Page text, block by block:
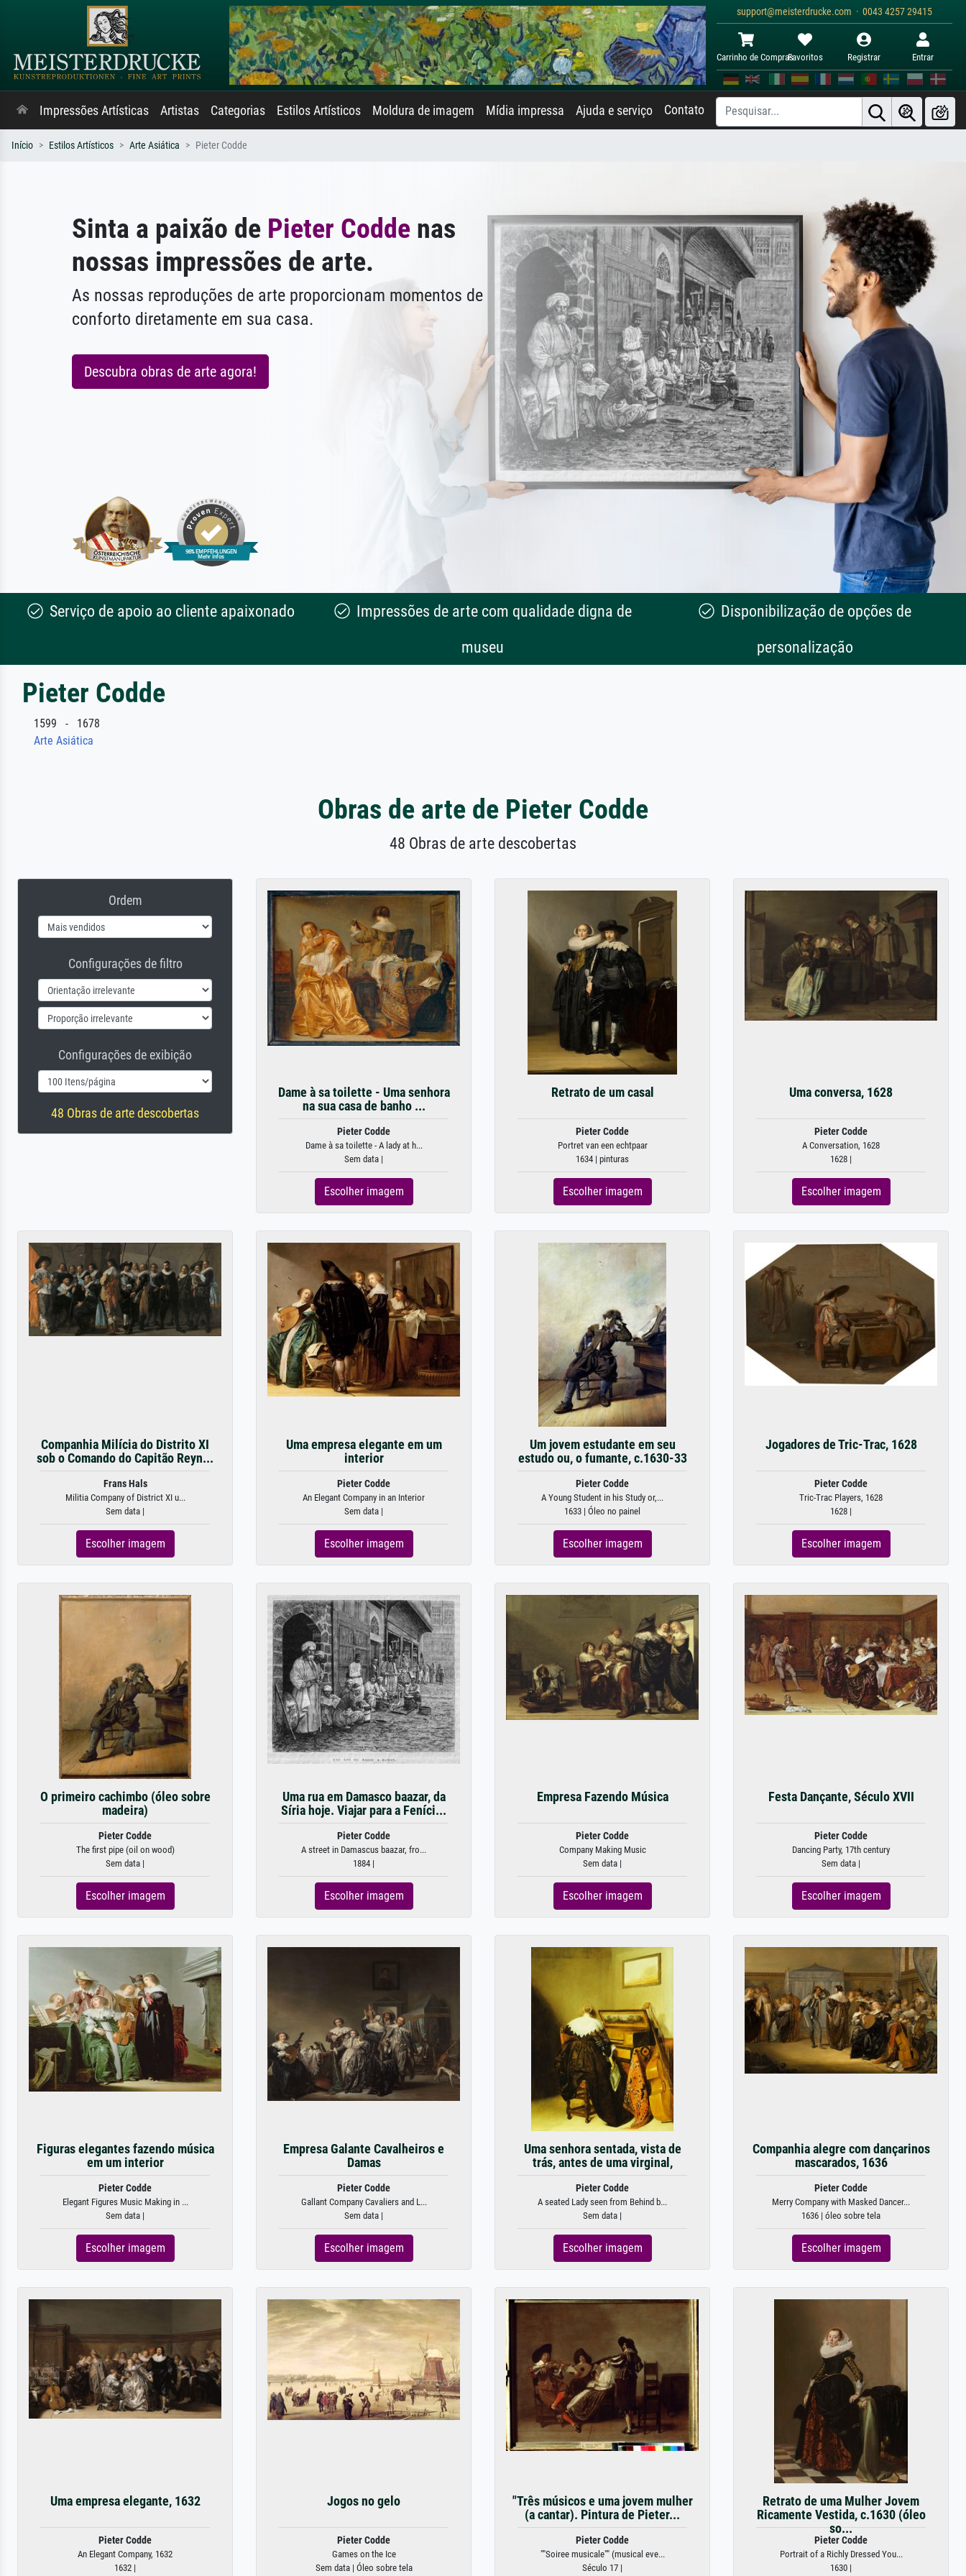
support@meisterdrucke.com · 0043 4257 29415
Carrinho de ComprasFavoritos Registrar Entrar
Impressões Artísticas Artistas Categorias Estilos Artísticos Moldura de imagem Mídia impressa Ajuda e serviço Contato
Início Estilos Artísticos Arte Asiática Pieter Codde
Sinta a paixão de Pieter Codde nas
nossas impressões de arte.
As nossas reproduções de arte proporcionam momentos de
conforto diretamente em sua casa.
Descubra obras de arte agora!
Serviço de apoio ao cliente apaixonado
Impressões de arte com qualidade digna de
museu
Disponibilização de opções de
personalização
Pieter Codde
1599 - 1678
Arte Asiática
Obras de arte de Pieter Codde
48 Obras de arte descobertas
Ordem
Configurações de filtro
Configurações de exibição
48 Obras de arte descobertas
Dame à sa toilette - Uma senhora
na sua casa de banho ...
Pieter Codde
Dame à sa toilette - A lady at h...
Sem data |
Escolher imagem
Retrato de um casal
Pieter Codde
Portret van een echtpaar
1634 | pinturas
Escolher imagem
Uma conversa, 1628
Pieter Codde
A Conversation, 1628
1628 |
Escolher imagem
Companhia Milícia do Distrito XI
sob o Comando do Capitão Reyn...
Frans Hals
Militia Company of District XI u...
Sem data |
Escolher imagem
Uma empresa elegante em um
interior
Pieter Codde
An Elegant Company in an Interior
Sem data |
Escolher imagem
Um jovem estudante em seu
estudo ou, o fumante, c.1630-33
Pieter Codde
A Young Student in his Study or,...
1633 | Óleo no painel
Escolher imagem
Jogadores de Tric-Trac, 1628
Pieter Codde
Tric-Trac Players, 1628
1628 |
Escolher imagem
O primeiro cachimbo (óleo sobre
madeira)
Pieter Codde
The first pipe (oil on wood)
Sem data |
Escolher imagem
Uma rua em Damasco baazar, da
Síria hoje. Viajar para a Feníci...
Pieter Codde
A street in Damascus baazar, fro...
1884 |
Escolher imagem
Empresa Fazendo Música
Pieter Codde
Company Making Music
Sem data |
Escolher imagem
Festa Dançante, Século XVII
Pieter Codde
Dancing Party, 17th century
Sem data |
Escolher imagem
Figuras elegantes fazendo música
em um interior
Pieter Codde
Elegant Figures Music Making in ...
Sem data |
Escolher imagem
Empresa Galante Cavalheiros e
Damas
Pieter Codde
Gallant Company Cavaliers and L...
Sem data |
Escolher imagem
Uma senhora sentada, vista de
trás, antes de uma virginal,
Pieter Codde
A seated Lady seen from Behind b...
Sem data |
Escolher imagem
Companhia alegre com dançarinos
mascarados, 1636
Pieter Codde
Merry Company with Masked Dancer...
1636 | óleo sobre tela
Escolher imagem
Uma empresa elegante, 1632
Pieter Codde
An Elegant Company, 1632
1632 |
Jogos no gelo
Pieter Codde
Games on the Ice
Sem data | Óleo sobre tela
"Três músicos e uma jovem mulher
(a cantar). Pintura de Pieter...
Pieter Codde
""Soiree musicale"" (musical eve...
Século 17 |
Retrato de uma Mulher Jovem
Ricamente Vestida, c.1630 (óleo
so...
Pieter Codde
Portrait of a Richly Dressed You...
1630 |